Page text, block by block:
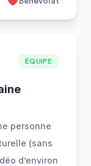
ÉQUIPE
personne
(sans
d’environ